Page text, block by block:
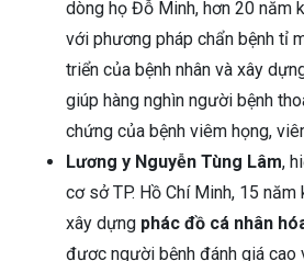
dòng họ Đỗ Minh, hơn 20 năm
với phương pháp chẩn bệnh tỉ
triển của bệnh nhân và xây
giúp hàng nghìn người bệnh
chứng của bệnh viêm họng,
Lương y Nguyễn Tùng Lâm,
cơ sở TP. Hồ Chí Minh, 15 năm
xây dựng phác đồ cá nhân
được người bệnh đánh giá cao